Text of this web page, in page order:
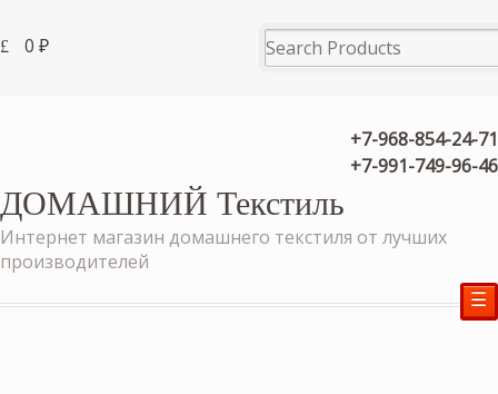
0 ₽
+7-968-854-24-71
+7-991-749-96-46
ДОМАШНИЙ Текстиль
Интернет магазин домашнего текстиля от лучших
производителей
☰